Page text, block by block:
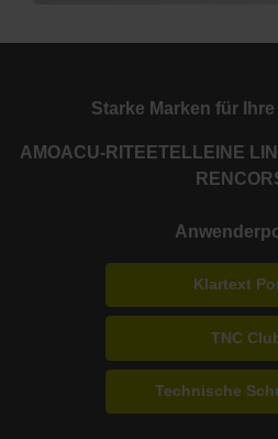
Starke Marken für
AMOACU-RITE ETEL LEINE
RENCO
Klartext
TNC
Technische